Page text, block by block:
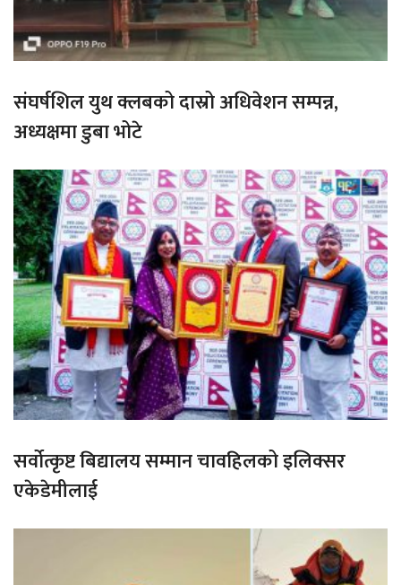
संघर्षशिल युथ क्लबको दास्रो अधिवेशन सम्पन्न,
अध्यक्षमा डुबा भोटे
सर्वोत्कृष्ट बिद्यालय सम्मान चावहिलको इलिक्सर
एकेडेमीलाई